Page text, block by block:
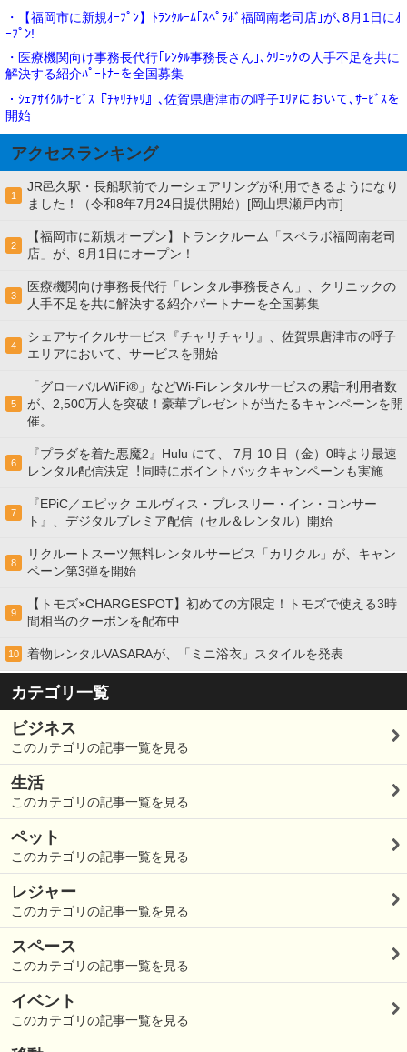
・【福岡市に新規ｵｰﾌﾟﾝ】ﾄﾗﾝｸﾙｰﾑ｢ｽﾍﾟﾗﾎﾞ福岡南老司店｣が､8月1日にｵ
ｰﾌﾟﾝ!
・医療機関向け事務長代行｢ﾚﾝﾀﾙ事務長さん｣､ｸﾘﾆｯｸの人手不足を共に
解決する紹介ﾊﾟｰﾄﾅｰを全国募集
・ｼｪｱｻｲｸﾙｻｰﾋﾞｽ『ﾁｬﾘﾁｬﾘ』､佐賀県唐津市の呼子ｴﾘｱにおいて､ｻｰﾋﾞｽを
開始
アクセスランキング
1
JR邑久駅・長船駅前でカーシェアリングが利用できるようになり
ました！（令和8年7月24日提供開始）[岡山県瀬戸内市]
2
【福岡市に新規オープン】トランクルーム「スペラボ福岡南老司
店」が、8月1日にオープン！
3
医療機関向け事務長代行「レンタル事務長さん」、クリニックの
人手不足を共に解決する紹介パートナーを全国募集
4
シェアサイクルサービス『チャリチャリ』、佐賀県唐津市の呼子
エリアにおいて、サービスを開始
5
「グローバルWiFi®」などWi-Fiレンタルサービスの累計利用者数
が、2,500万人を突破！豪華プレゼントが当たるキャンペーンを開
催。
6
『プラダを着た悪魔2』Hulu にて、 7⽉ 10 ⽇（金）0時より最速
レンタル配信決定︕同時にポイントバックキャンペーンも実施
7
『EPiC／エピック エルヴィス・プレスリー・イン・コンサー
ト』、デジタルプレミア配信（セル＆レンタル）開始
8
リクルートスーツ無料レンタルサービス「カリクル」が、キャン
ペーン第3弾を開始
9
【トモズ×CHARGESPOT】初めての方限定！トモズで使える3時
間相当のクーポンを配布中
10 着物レンタルVASARAが、「ミニ浴衣」スタイルを発表
カテゴリ一覧
ビジネス
このカテゴリの記事一覧を見る
生活
このカテゴリの記事一覧を見る
ペット
このカテゴリの記事一覧を見る
レジャー
このカテゴリの記事一覧を見る
スペース
このカテゴリの記事一覧を見る
イベント
このカテゴリの記事一覧を見る